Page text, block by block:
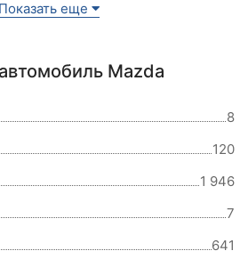
Показать еще
Mazda
8
120
1 946
7
641